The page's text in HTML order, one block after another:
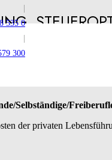
535 0
300
Selbständige/
der privaten